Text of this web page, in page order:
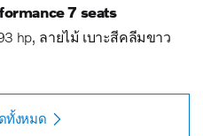
7 seats
hp ลายไม้ เบาะสีคลีมขาว
ทั้งหมด